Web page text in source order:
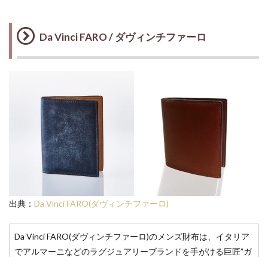
Da Vinci FARO / ダヴィンチファーロ
出典： Da Vinci FARO(ダヴィンチファーロ)
Da Vinci FARO(ダヴィンチファーロ)のメンズ財布は、イタリア
でアルマーニなどのラグジュアリーブランドを手がける巨匠”ガ